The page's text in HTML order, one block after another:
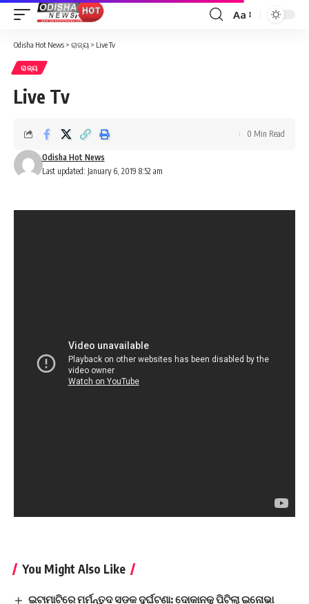
Font
Aa
Odisha Hot News > ରାଜ୍ୟ > Live Tv
ରାଜ୍ୟ
Live Tv
Last updated: January 6, 2019 8:52 am
Odisha Hot News
0 Min Read
You Might Also Like
ଇଟାମାଟିରେ ମର୍ମନ୍ତୁଦ ସଡ଼କ ଦୁର୍ଘଟଣା: ଦୋକାନକୁ ପିଟିଲା ଇନୋଭା